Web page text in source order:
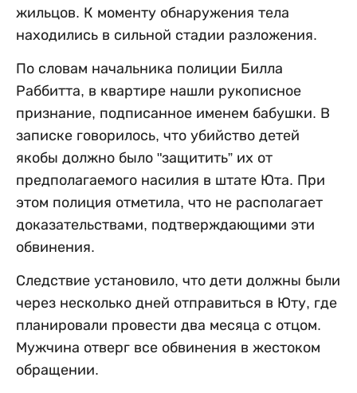
жильцов. К моменту обнаружения тела
находились в сильной стадии разложения.
По словам начальника полиции Билла
Раббитта, в квартире нашли рукописное
признание, подписанное именем бабушки. В
записке говорилось, что убийство детей
якобы должно было "защитить” их от
предполагаемого насилия в штате Юта. При
этом полиция отметила, что не располагает
доказательствами, подтверждающими эти
обвинения.
Следствие установило, что дети должны были
через несколько дней отправиться в Юту, где
планировали провести два месяца с отцом.
Мужчина отверг все обвинения в жестоком
обращении.